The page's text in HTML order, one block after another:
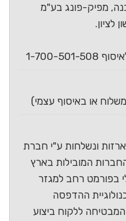
מפיק-פונג בע"מ
501-508
ונשלחות ע"י חברת
המובילות בארץ
בפורמט רחב למגזר
ההדפסה
ללקוח ביצוע